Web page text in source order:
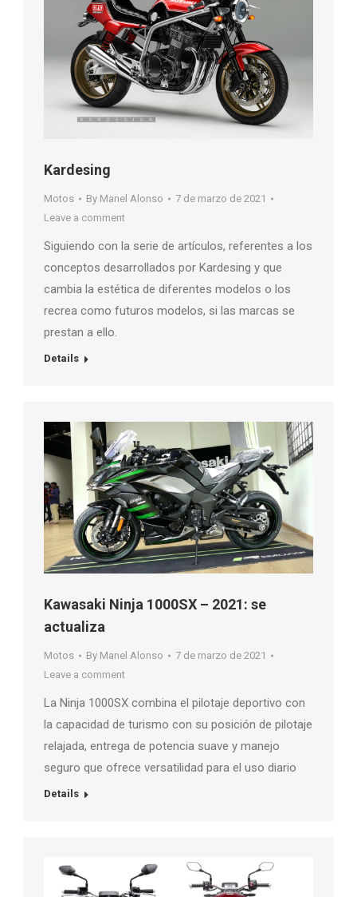
Kardesing
Motos By Manel Alonso
7 de marzo de 2021
Leave a comment
Siguiendo con la serie de artículos, referentes a los
conceptos desarrollados por Kardesing y que
cambia la estética de diferentes modelos o los
recrea como futuros modelos, si las marcas se
prestan a ello.
Details
Kawasaki Ninja 1000SX – 2021: se
actualiza
Motos By Manel Alonso
7 de marzo de 2021
Leave a comment
La Ninja 1000SX combina el pilotaje deportivo con
la capacidad de turismo con su posición de pilotaje
relajada, entrega de potencia suave y manejo
seguro que ofrece versatilidad para el uso diario
Details